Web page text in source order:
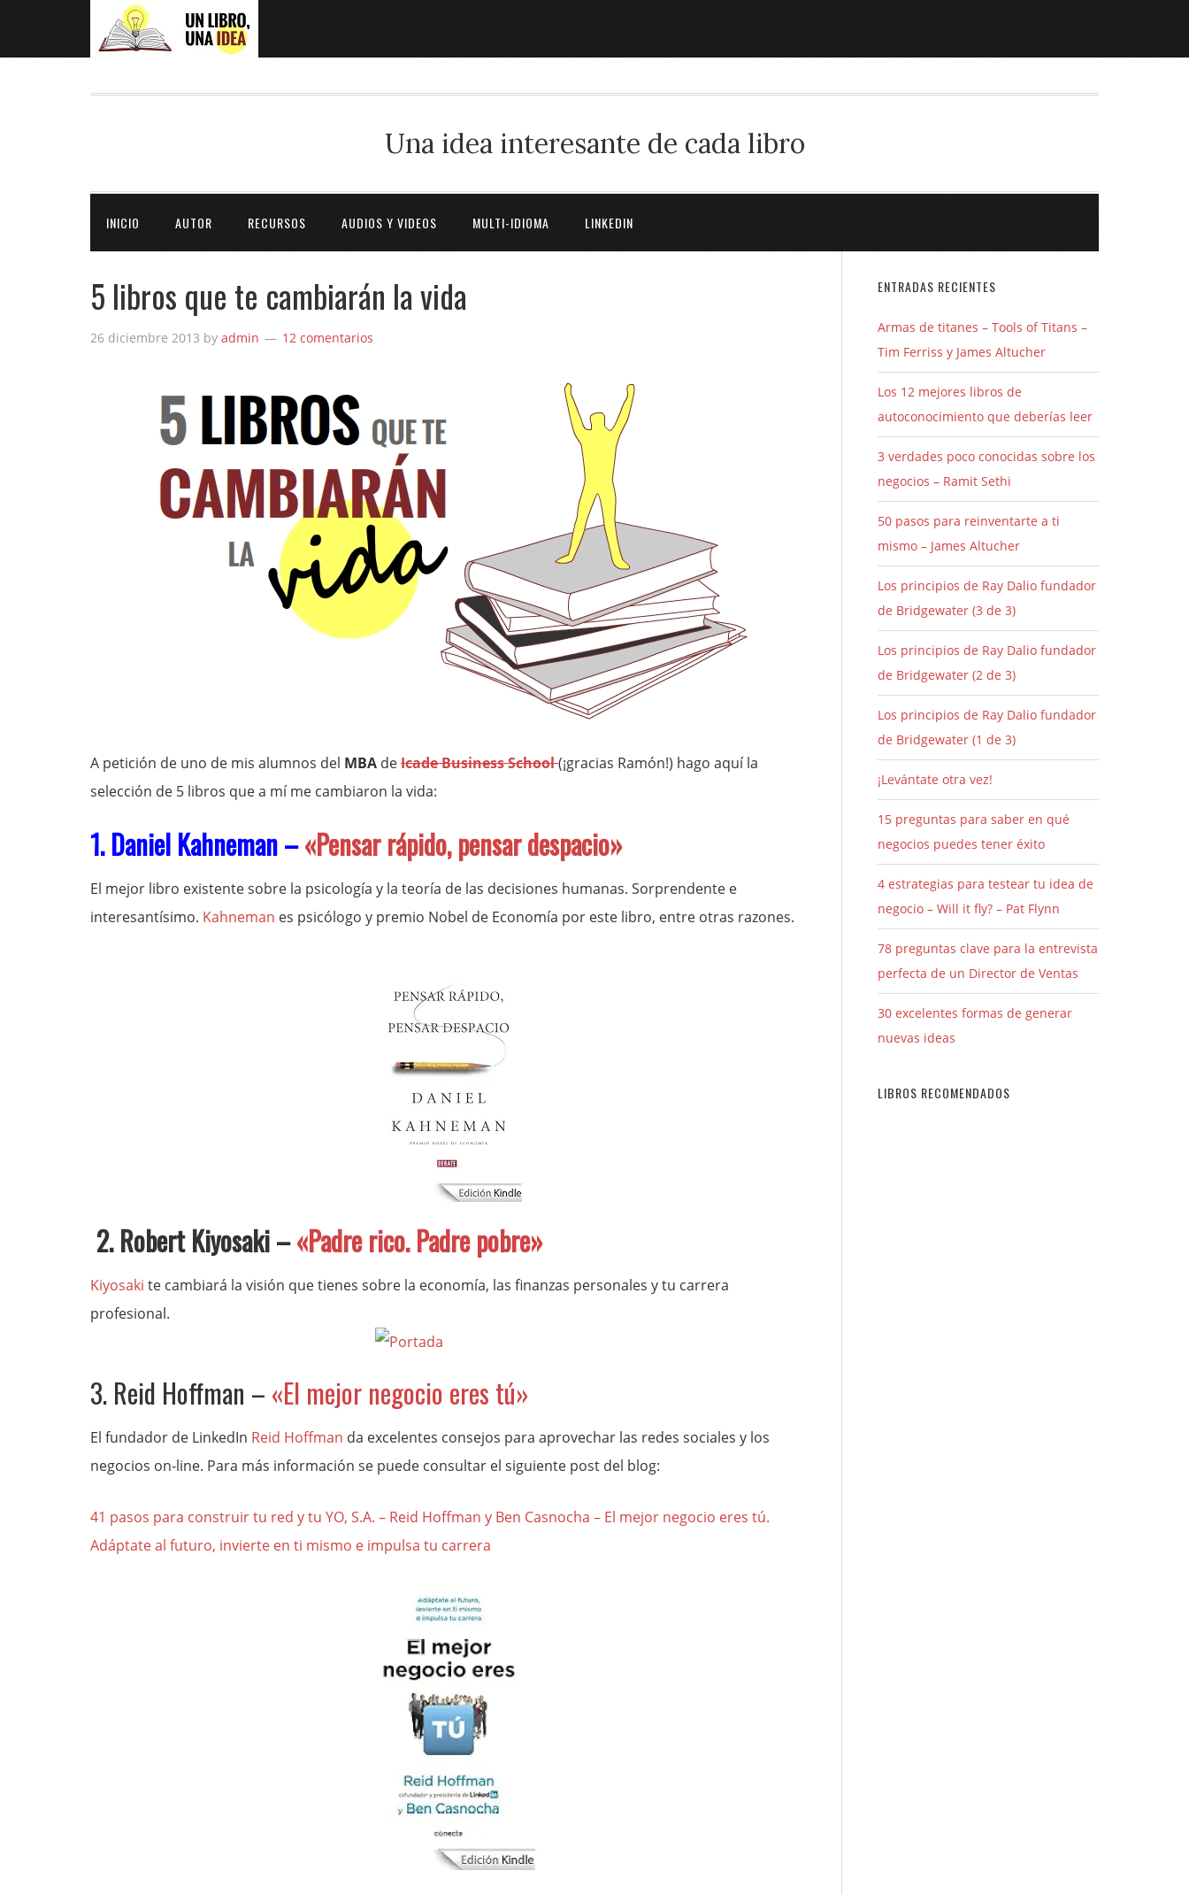
Una idea interesante de cada libro
INICIO AUTOR RECURSOS AUDIOS Y VIDEOS MULTI-IDIOMA LINKEDIN
5 libros que te cambiarán la vida
26 diciembre 2013 by admin 12 comentarios
A petición de uno de mis alumnos del MBA deIcade Business School(¡gracias Ramón!) hago aquí la
selección de 5 libros que a mí me cambiaron la vida:
1. Daniel Kahneman –«Pensar rápido, pensar despacio»
El mejor libro existente sobre la psicología y la teoría de las decisiones humanas. Sorprendente e
interesantísimo. Kahneman es psicólogo y premio Nobel de Economía por este libro, entre otras razones.
2. Robert Kiyosaki –«Padre rico. Padre pobre»
Kiyosaki te cambiará la visión que tienes sobre la economía, las finanzas personales y tu carrera
profesional.
3. Reid Hoffman – «El mejor negocio eres tú»
El fundador de LinkedIn Reid Hoffman da excelentes consejos para aprovechar las redes sociales y los
negocios on-line. Para más información se puede consultar el siguiente post del blog:
41 pasos para construir tu red y tu YO, S.A. – Reid Hoffman y Ben Casnocha – El mejor negocio eres tú.
Adáptate al futuro, invierte en ti mismo e impulsa tu carrera
ENTRADAS RECIENTES
Armas de titanes – Tools of Titans –
Tim Ferriss y James Altucher
Los 12 mejores libros de
autoconocimiento que deberías leer
3 verdades poco conocidas sobre los
negocios – Ramit Sethi
50 pasos para reinventarte a ti
mismo – James Altucher
Los principios de Ray Dalio fundador
de Bridgewater (3 de 3)
Los principios de Ray Dalio fundador
de Bridgewater (2 de 3)
Los principios de Ray Dalio fundador
de Bridgewater (1 de 3)
¡Levántate otra vez!
15 preguntas para saber en qué
negocios puedes tener éxito
4 estrategias para testear tu idea de
negocio – Will it fly? – Pat Flynn
78 preguntas clave para la entrevista
perfecta de un Director de Ventas
30 excelentes formas de generar
nuevas ideas
LIBROS RECOMENDADOS